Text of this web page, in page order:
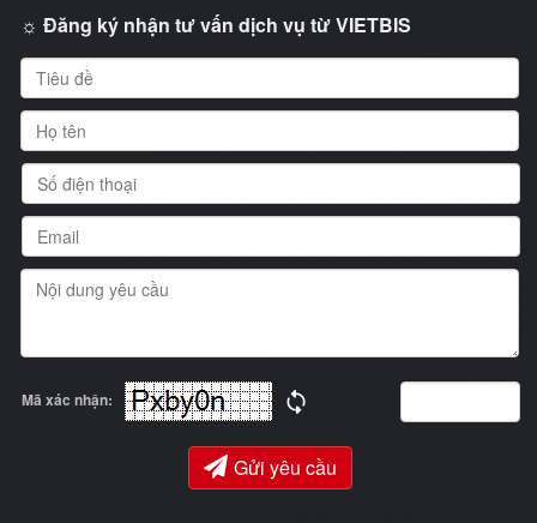
☼ Đăng ký nhận tư vấn dịch vụ từ VIETBIS
Mã xác nhận:
Gửi yêu cầu